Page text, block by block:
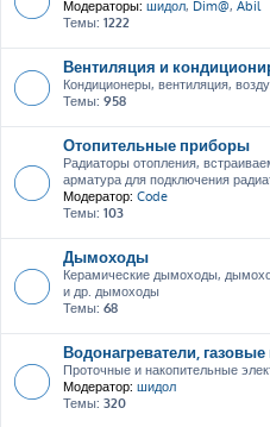
Модераторы: шидол, Dim@, Abil
Темы: 1222
Вентиляция и
Кондиционеры, вентиляция,
Темы: 958
Отопительные приборы
Радиаторы отопления,
арматура для подключения
Модератор: Code
Темы: 103
Дымоходы
Керамические дымоходы,
и др. дымоходы
Темы: 68
Водонагреватели,
Проточные и накопительные
Модератор: шидол
Темы: 320